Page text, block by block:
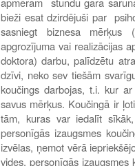
bieži esat dzirdējuši par
sasniegt biznesa mērķus
apgrozījuma vai realizācijas
doktora) darbu, palīdzētu
dzīvi, neko sev tiešām
koučings darbojas, t.i. kur
savus mērķus. Koučingā ir
tām, kuras var iedalīt
personīgās izaugsmes
izvēlas, ņemot vērā
vides, personīgās